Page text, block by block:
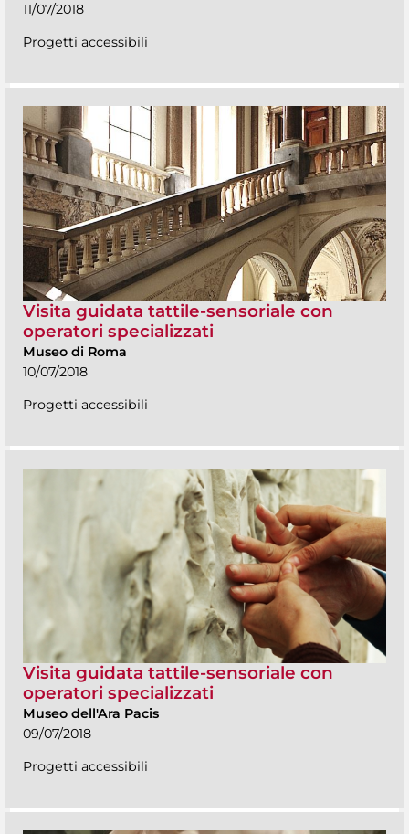
11/07/2018
Progetti accessibili
Visita guidata tattile-sensoriale con
operatori specializzati
Museo di Roma
10/07/2018
Progetti accessibili
Visita guidata tattile-sensoriale con
operatori specializzati
Museo dell'Ara Pacis
09/07/2018
Progetti accessibili